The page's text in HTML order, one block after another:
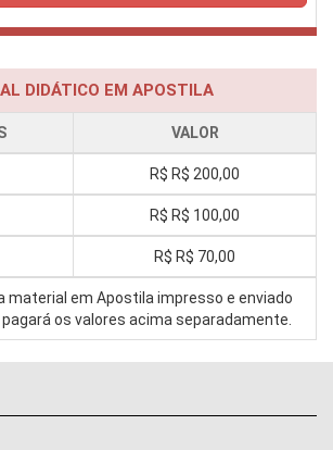
DIDÁTICO EM APOSTILA
VALOR
R$ R$ 200,00
R$ R$ 100,00
R$ R$ 70,00
material em Apostila impresso e enviado
os valores acima separadamente.